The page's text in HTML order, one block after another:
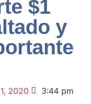
$1
y
2020 3:44 pm